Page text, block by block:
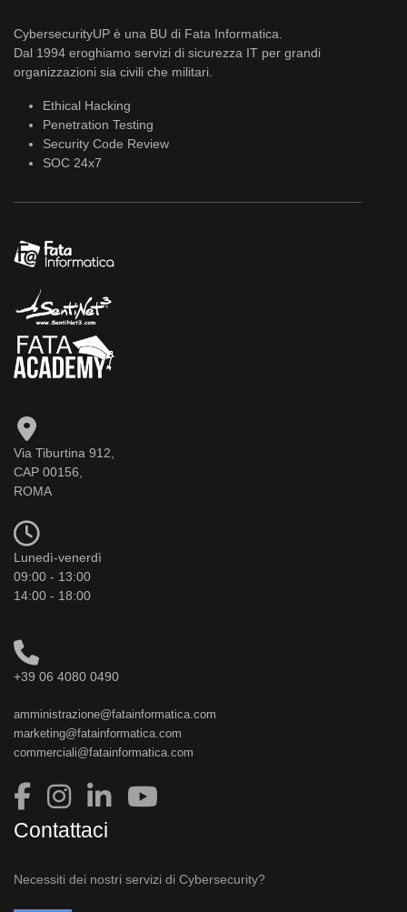
CybersecurityUP è una BU di Fata Informatica.
Dal 1994 eroghiamo servizi di sicurezza IT per grandi
organizzazioni sia civili che militari.
Ethical Hacking
Penetration Testing
Security Code Review
SOC 24x7
Via Tiburtina 912,
CAP 00156,
ROMA
Lunedì-venerdì
09:00 - 13:00
14:00 - 18:00
+39 06 4080 0490
amministrazione@fatainformatica.com
marketing@fatainformatica.com
commerciali@fatainformatica.com
Contattaci
Necessiti dei nostri servizi di Cybersecurity?